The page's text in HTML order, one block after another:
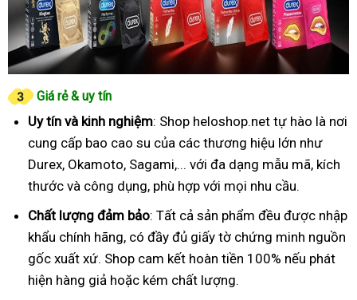
Giá rẻ & uy tín
Uy tín và kinh nghiệm: Shop heloshop.net tự hào là nơi
cung cấp bao cao su của các thương hiệu lớn như
Durex, Okamoto, Sagami,... với đa dạng mẫu mã, kích
thước và công dụng, phù hợp với mọi nhu cầu.
Chất lượng đảm bảo: Tất cả sản phẩm đều được nhập
khẩu chính hãng, có đầy đủ giấy tờ chứng minh nguồn
gốc xuất xứ. Shop cam kết hoàn tiền 100% nếu phát
hiện hàng giả hoặc kém chất lượng.